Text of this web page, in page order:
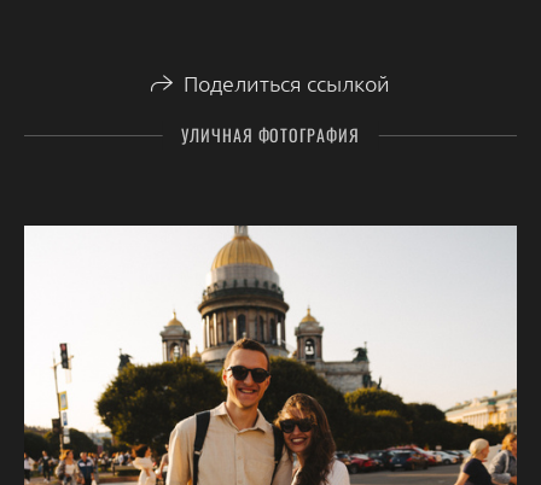
Поделиться ссылкой
УЛИЧНАЯ ФОТОГРАФИЯ